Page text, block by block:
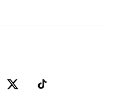
–
TWITTER–
–
WELIFE–